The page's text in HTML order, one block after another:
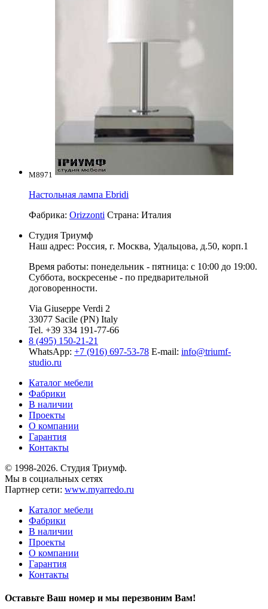
M8971
Настольная лампа Ebridi
Фабрика: Orizzonti Страна: Италия
Студия Триумф
Наш адрес: Россия, г. Москва, Удальцова, д.50, корп.1
Время работы: понедельник - пятница: с 10:00 до 19:00.
Суббота, воскресенье - по предварительной
договоренности.
Via Giuseppe Verdi 2
33077 Sacile (PN) Italy
Tel. +39 334 191-77-66
8 (495) 150-21-21
WhatsApp: +7 (916) 697-53-78 E-mail: info@triumf-
studio.ru
Каталог мебели
Фабрики
В наличии
Проекты
О компании
Гарантия
Контакты
© 1998-2026. Студия Триумф.
Мы в социальных сетях
Партнер сети: www.myarredo.ru
Каталог мебели
Фабрики
В наличии
Проекты
О компании
Гарантия
Контакты
Оставьте Ваш номер и мы перезвоним Вам!